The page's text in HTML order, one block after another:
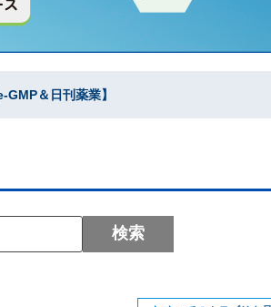
＆日刊薬業】
検索